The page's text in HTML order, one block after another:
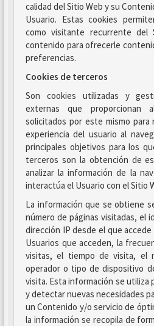
calidad del Sitio Web y su
Usuario. Estas cookies
como visitante recurrente del
contenido para ofrecerle
preferencias.
Cookies de terceros
Son cookies utilizadas y
externas que proporcionan
solicitados por este mismo para
experiencia del usuario al
principales objetivos para los
terceros son la obtención de
analizar la información de la
interactúa el Usuario con el Sitio
La información que se obtiene
número de páginas visitadas, el
dirección IP desde el que
Usuarios que acceden, la
visitas, el tiempo de visita, el
operador o tipo de dispositivo
visita. Esta información se utiliza
y detectar nuevas necesidades
un Contenido y/o servicio de
la información se recopila de